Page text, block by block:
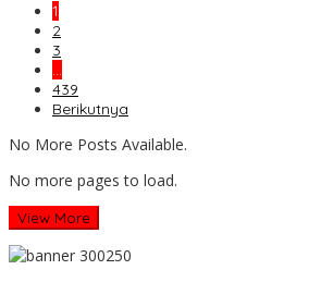
1
2
3
…
439
Berikutnya
No More Posts Available.
No more pages to load.
View More